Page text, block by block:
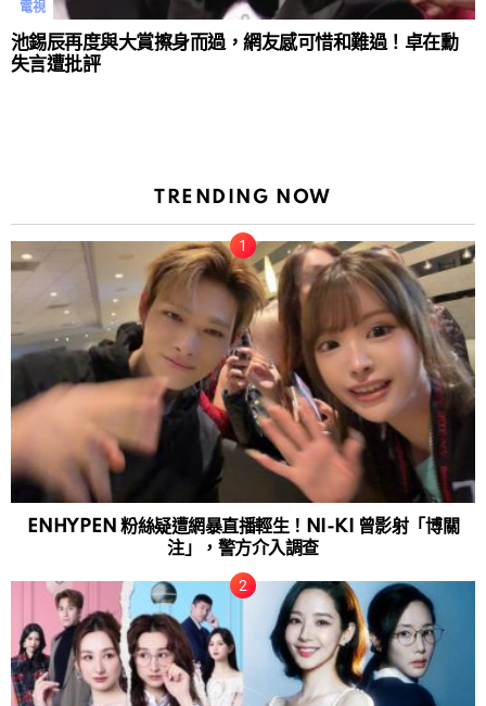
電視
池錫辰再度與大賞擦身而過，網友感可惜和難過！卓在勳
失言遭批評
TRENDING NOW
ENHYPEN 粉絲疑遭網暴直播輕生！NI-KI 曾影射「博關
注」，警方介入調查